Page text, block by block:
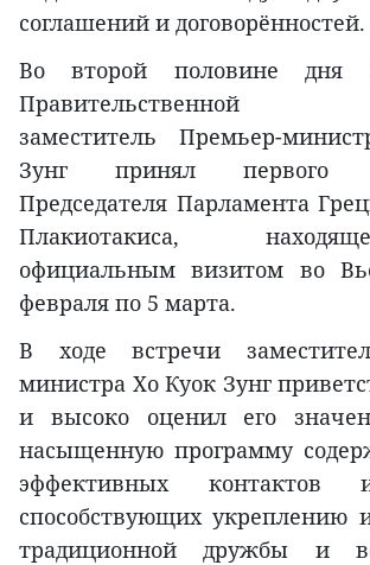
соглашений и договорённостей.
Во второй половине
Правительственной
заместитель Премьер-
Зунг принял первого
Председателя Парламента
Плакиотакиса,
официальным визитом во
февраля по 5 марта.
В ходе встречи
министра Хо Куок Зунг
и высоко оценил его
насыщенную программу
эффективных контактов
способствующих укреплению
традиционной дружбы и